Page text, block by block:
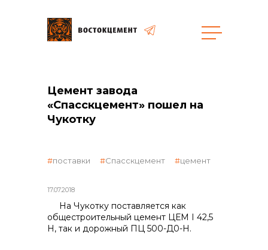
общая информация
реализация неликвидов
Цемент завода
«Спасскцемент» пошел на
Чукотку
17.07.2018
поставки Спасскцемент цемент
На Чукотку поставляется как
общестроительный це­мент ЦЕМ I 42,5
Н, так и дорожный ПЦ 500-Д0-Н.